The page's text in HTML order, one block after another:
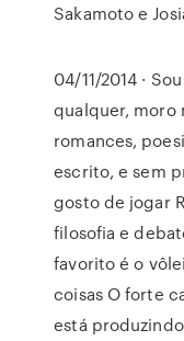
Sakamoto e
04/11/2014 ·
qualquer, moro
romances,
escrito, e sem
gosto de jogar
filosofia e
favorito é o
coisas O forte
está